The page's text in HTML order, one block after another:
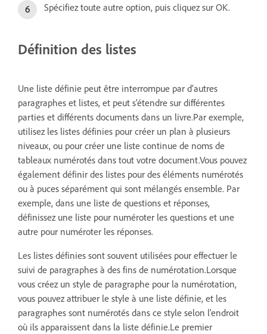
Spécifiez toute autre option, puis cliquez sur OK.
Définition des listes
Une liste définie peut être interrompue par d'autres
paragraphes et listes, et peut s'étendre sur différentes
parties et différents documents dans un livre.Par exemple,
utilisez les listes définies pour créer un plan à plusieurs
niveaux, ou pour créer une liste continue de noms de
tableaux numérotés dans tout votre document.Vous pouvez
également définir des listes pour des éléments numérotés
ou à puces séparément qui sont mélangés ensemble. Par
exemple, dans une liste de questions et réponses,
définissez une liste pour numéroter les questions et une
autre pour numéroter les réponses.
Les listes définies sont souvent utilisées pour effectuer le
suivi de paragraphes à des fins de numérotation.Lorsque
vous créez un style de paragraphe pour la numérotation,
vous pouvez attribuer le style à une liste définie, et les
paragraphes sont numérotés dans ce style selon l'endroit
où ils apparaissent dans la liste définie.Le premier